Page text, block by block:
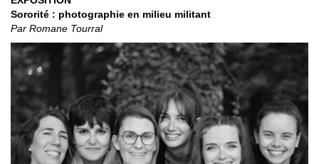
Sororité : photographie en milieu militant
Par Romane Tourral